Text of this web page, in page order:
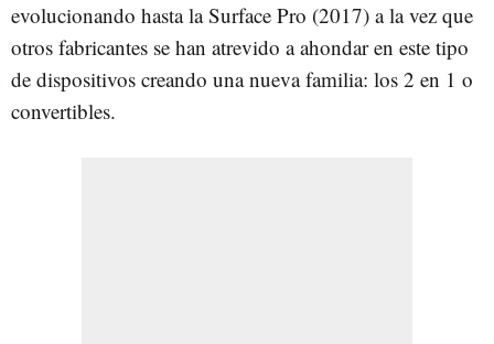
evolucionando hasta la Surface Pro (2017) a la vez que
otros fabricantes se han atrevido a ahondar en este tipo
de dispositivos creando una nueva familia: los 2 en 1 o
convertibles.